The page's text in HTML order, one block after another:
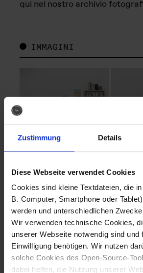
Zustimmung Details
Diese Webseite verwendet Cookies
Cookies sind kleine Textdateien, die
B. Computer, Smartphone oder
werden und unterschiedlichen
Wir verwenden technische Cookies,
unserer Webseite notwendig sind und
Einwilligung benötigen. Wir nutzen
solche Cookies des Open-Source-
dabei helfen, die Nutzung unserer
qui nel nostro archivio
IMMAGINI
Fotografo: Lorenz
Sternbach
Download